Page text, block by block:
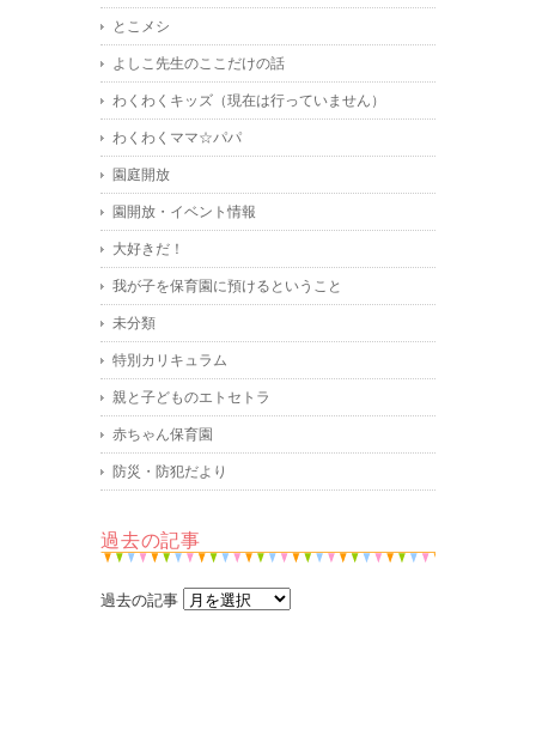
とこメシ
よしこ先生のここだけの話
わくわくキッズ（現在は行っていません）
わくわくママ☆パパ
園庭開放
園開放・イベント情報
大好きだ！
我が子を保育園に預けるということ
未分類
特別カリキュラム
親と子どものエトセトラ
赤ちゃん保育園
防災・防犯だより
過去の記事
過去の記事